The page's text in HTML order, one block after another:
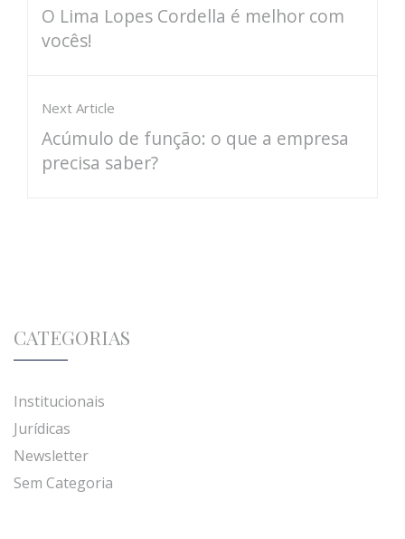
O Lima Lopes Cordella é melhor com
vocês!
Next Article
Acúmulo de função: o que a empresa
precisa saber?
CATEGORIAS
Institucionais
Jurídicas
Newsletter
Sem Categoria